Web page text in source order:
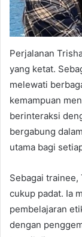
Perjalanan
yang ketat.
melewati
kemampuan
berinteraksi
bergabung
utama bagi
Sebagai trainee,
cukup padat. Ia
pembelajaran
dengan